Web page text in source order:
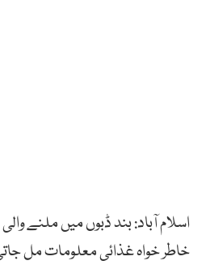
اسلام آباد: بند ڈبوں میں ملنے
خاطر خواہ غذائی معلومات مل